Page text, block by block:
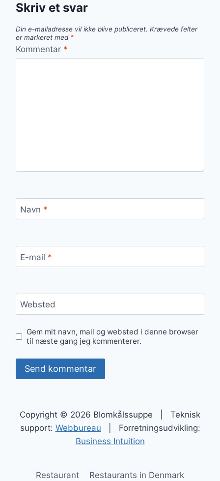
Skriv et svar
Din e-mailadresse vil ikke blive publiceret. Krævede felter
er markeret med *
Kommentar *
Navn *
E-mail *
Websted
Gem mit navn, mail og websted i denne browser
til næste gang jeg kommenterer.
Copyright © 2026 Blomkålssuppe | Teknisk
support: Webbureau | Forretningsudvikling:
Business Intuition
Restaurant Restaurants in Denmark